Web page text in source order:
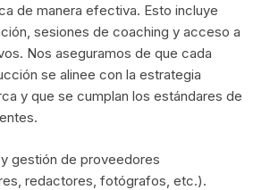
de manera efectiva. Esto incluye
sesiones de coaching y acceso a
Nos aseguramos de que cada
se alinee con la estrategia
y que se cumplan los estándares de
gestión de proveedores
redactores, fotógrafos, etc.).